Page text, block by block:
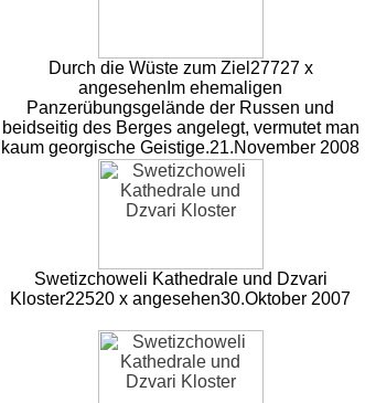
Durch die Wüste zum Ziel 27727 x
angesehen Im ehemaligen
Panzerübungsgelände der Russen und
beidseitig des Berges angelegt, vermutet man
kaum georgische Geistige.21.November 2008
Swetizchoweli Kathedrale und Dzvari
Kloster22520 x angesehen30.Oktober 2007